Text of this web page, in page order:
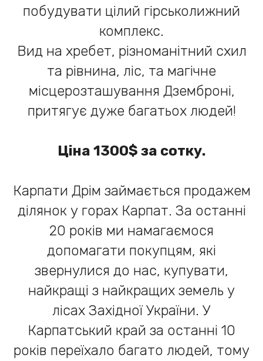
побудувати цілий гірськолижний
комплекс.
Вид на хребет, різноманітний схил
та рівнина, ліс, та магічне
місцерозташування Дземброні,
притягує дуже багатьох людей!
Ціна 1300$ за сотку.
Карпати Дрім займається продажем
ділянок у горах Карпат. За останні
20 років ми намагаємося
допомагати покупцям, які
звернулися до нас, купувати,
найкращі з найкращих земель у
лісах Західної України. У
Карпатський край за останні 10
років переїхало багато людей, тому